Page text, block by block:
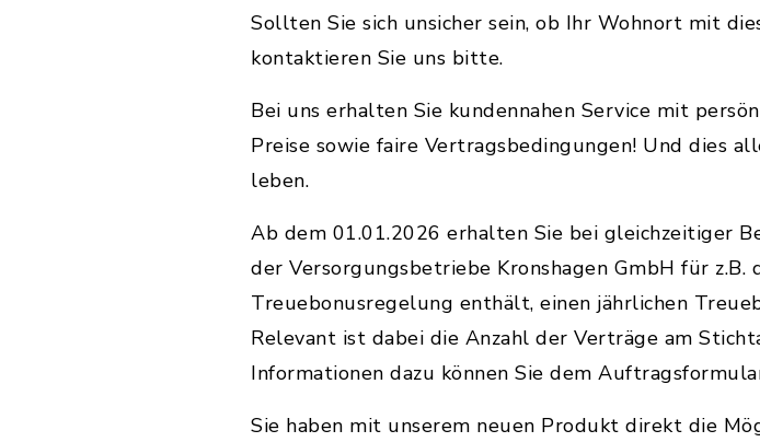
Sollten Sie sich unsicher sein, ob Ihr Wohnort mit
kontaktieren Sie uns bitte.
Bei uns erhalten Sie kundennahen Service mit
Preise sowie faire Vertragsbedingungen! Und dies
leben.
Ab dem 01.01.2026 erhalten Sie bei gleichzeitiger
der Versorgungsbetriebe Kronshagen GmbH für
Treuebonusregelung enthält, einen jährlichen
Relevant ist dabei die Anzahl der Verträge am
Informationen dazu können Sie dem
Sie haben mit unserem neuen Produkt direkt die